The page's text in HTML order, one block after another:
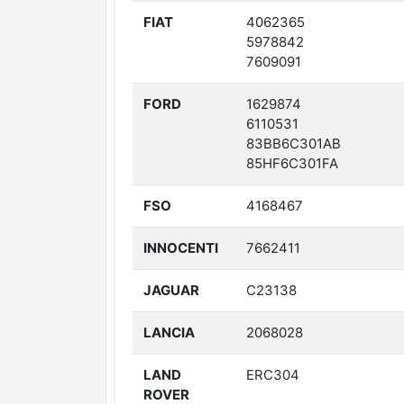
FIAT 4062365
5978842
7609091
FORD 1629874
6110531
83BB6C301AB
85HF6C301FA
FSO 4168467
INNOCENTI 7662411
JAGUAR C23138
LANCIA 2068028
LAND
ROVER
ERC304